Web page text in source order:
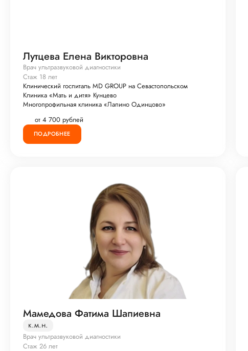
Лутцева Елена Викторовна
Врач ультразвуковой диагностики
Стаж 18 лет
Клинический госпиталь MD GROUP на Севастопольском
Клиника «Мать и дитя» Кунцево
Многопрофильная клиника «Лапино Одинцово»
от 4 700 рублей
ПОДРОБНЕЕ
Мамедова Фатима Шапиевна
к.м.н.
Врач ультразвуковой диагностики
Стаж 26 лет